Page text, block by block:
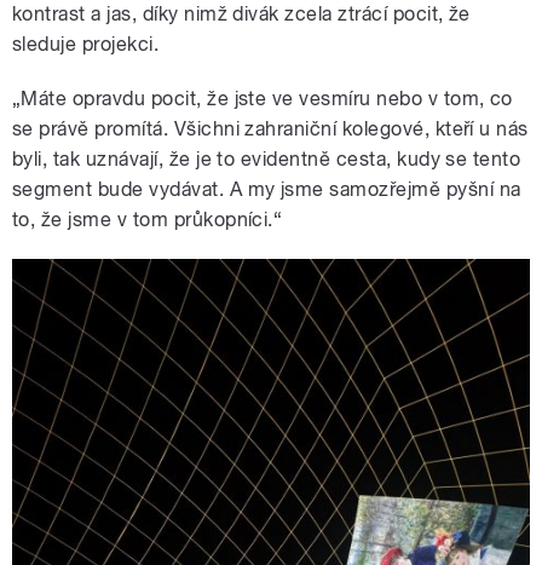
kontrast a jas, díky nimž divák zcela ztrácí pocit, že
sleduje projekci.
„Máte opravdu pocit, že jste ve vesmíru nebo v tom, co
se právě promítá. Všichni zahraniční kolegové, kteří u nás
byli, tak uznávají, že je to evidentně cesta, kudy se tento
segment bude vydávat. A my jsme samozřejmě pyšní na
to, že jsme v tom průkopníci.“